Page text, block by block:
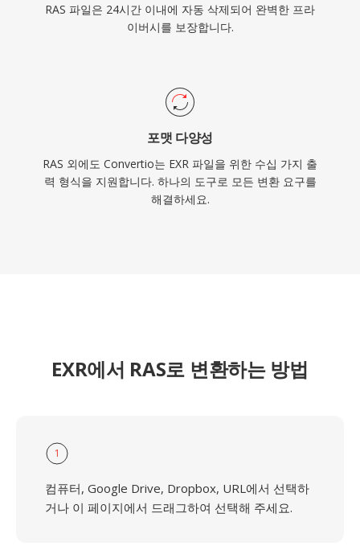
RAS 파일은 24시간 이내에 자동 삭제되어 완벽한 프라
이버시를 보장합니다.
포맷 다양성
RAS 외에도 Convertio는 EXR 파일을 위한 수십 가지 출
력 형식을 지원합니다. 하나의 도구로 모든 변환 요구를
해결하세요.
EXR에서 RAS로 변환하는 방법
1
컴퓨터, Google Drive, Dropbox, URL에서 선택하
거나 이 페이지에서 드래그하여 선택해 주세요.